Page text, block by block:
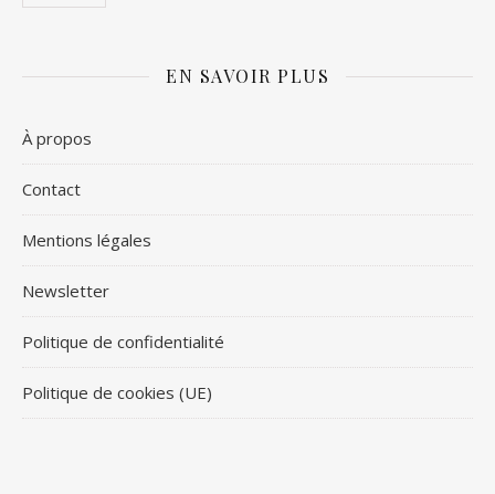
EN SAVOIR PLUS
À propos
Contact
Mentions légales
Newsletter
Politique de confidentialité
Politique de cookies (UE)